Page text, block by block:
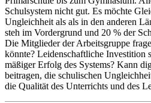
Schulsystem nicht gut. Es möchte
Ungleichheit als als in den anderen
steh im Vordergrund und 20 % der
Die Mitglieder der Arbeitsgruppe
könnte? Leidenschaftliche Investition
mäßiger Erfolg des Systems? Kann
beitragen, die schulischen
die Qualität des Unterrichts und des